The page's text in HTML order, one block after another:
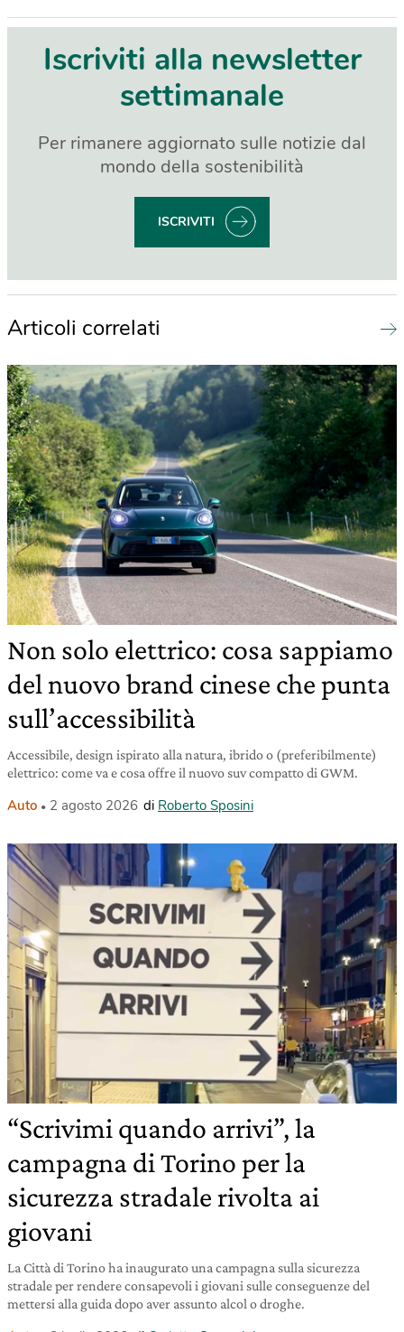
Iscriviti alla newsletter
settimanale
Per rimanere aggiornato sulle notizie dal
mondo della sostenibilità
ISCRIVITI
Articoli correlati
Non solo elettrico: cosa sappiamo
del nuovo brand cinese che punta
sull’accessibilità
Accessibile, design ispirato alla natura, ibrido o (preferibilmente)
elettrico: come va e cosa offre il nuovo suv compatto di GWM.
Auto 2 agosto 2026 di Roberto Sposini
“Scrivimi quando arrivi”, la
campagna di Torino per la
sicurezza stradale rivolta ai
giovani
La Città di Torino ha inaugurato una campagna sulla sicurezza
stradale per rendere consapevoli i giovani sulle conseguenze del
mettersi alla guida dopo aver assunto alcol o droghe.